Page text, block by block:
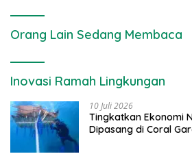
Orang Lain Sedang Membaca
Inovasi Ramah Lingkungan
10 Juli 2026
Tingkatkan Ekonomi
Dipasang di Coral